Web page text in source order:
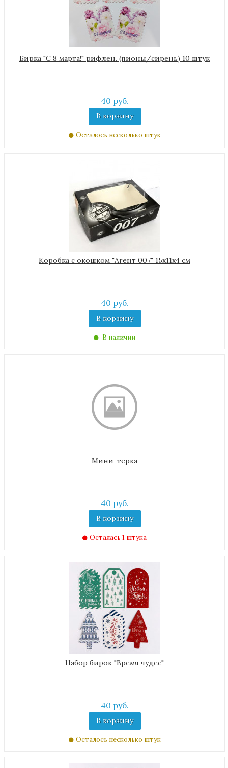
Бирка "С 8 марта!" рифлен. (пионы/сирень) 10 штук
40 руб.
В корзину
Осталось несколько штук
Коробка с окошком "Агент 007" 15х11х4 см
40 руб.
В корзину
В наличии
Мини-терка
40 руб.
В корзину
Осталась 1 штука
Набор бирок "Время чудес"
40 руб.
В корзину
Осталось несколько штук